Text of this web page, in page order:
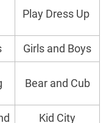
Play Dress Up
Girls and Boys
Bear and Cub
Kid City